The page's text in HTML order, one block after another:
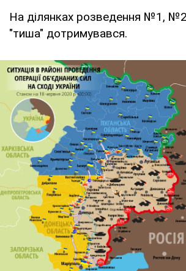
На ділянках розведення №1,
"тиша" дотримувався.